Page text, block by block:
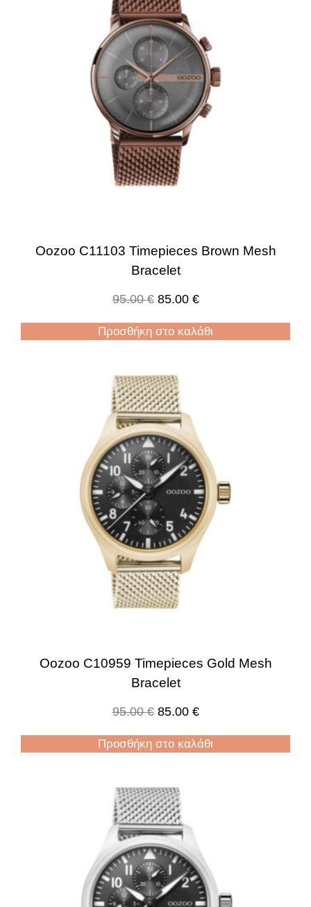
Oozoo C11103 Timepieces Brown Mesh
Bracelet
95.00€ 85.00 €
Προσθήκη στο καλάθι
Oozoo C10959 Timepieces Gold Mesh
Bracelet
95.00€ 85.00 €
Προσθήκη στο καλάθι